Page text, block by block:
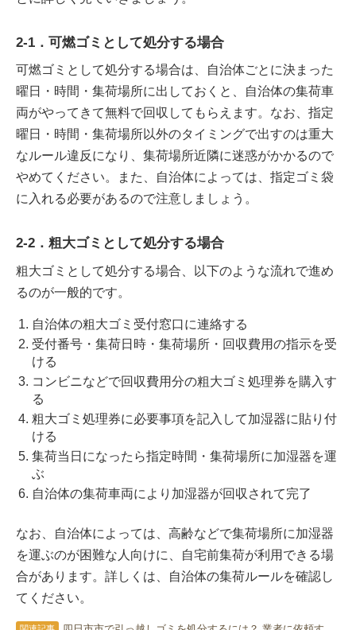
2-1．可燃ゴミとして処分する場合
可燃ゴミとして処分する場合は、自治体ごとに決まった
曜日・時間・集荷場所に出しておくと、自治体の集荷車
両がやってきて無料で回収してもらえます。なお、指定
曜日・時間・集荷場所以外のタイミングで出すのは重大
なルール違反になり、集荷場所近隣に迷惑がかかるので
やめてください。また、自治体によっては、指定ゴミ袋
に入れる必要があるので注意しましょう。
2-2．粗大ゴミとして処分する場合
粗大ゴミとして処分する場合、以下のような流れで進め
るのが一般的です。
自治体の粗大ゴミ受付窓口に連絡する
受付番号・集荷日時・集荷場所・回収費用の指示を受
ける
コンビニなどで回収費用分の粗大ゴミ処理券を購入す
る
粗大ゴミ処理券に必要事項を記入して加湿器に貼り付
ける
集荷当日になったら指定時間・集荷場所に加湿器を運
ぶ
自治体の集荷車両により加湿器が回収されて完了
なお、自治体によっては、高齢などで集荷場所に加湿器
を運ぶのが困難な人向けに、自宅前集荷が利用できる場
合があります。詳しくは、自治体の集荷ルールを確認し
てください。
関連記事